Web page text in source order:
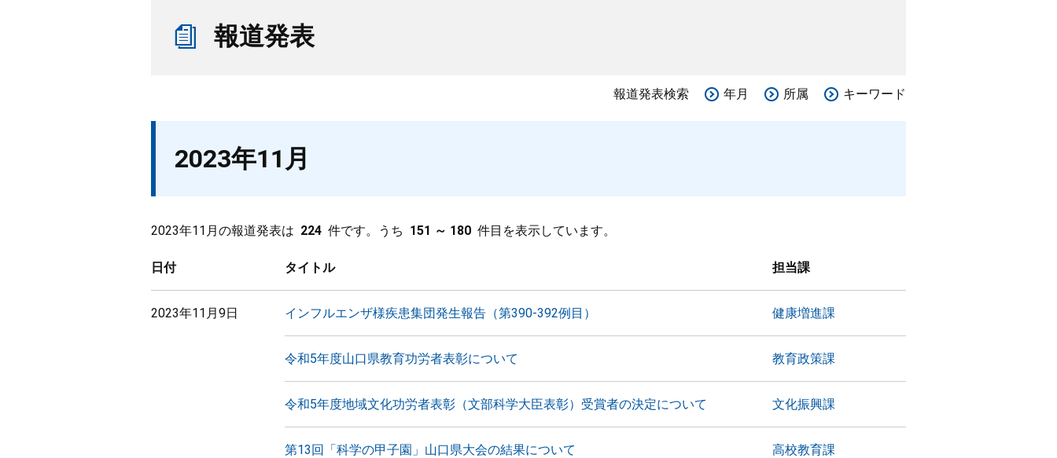
報道発表
報道発表検索 年月 所属 キーワード
2023年11月
2023年11月の報道発表は 224 件です。うち 151 ～ 180 件目を表示しています。
日付 タイトル 担当課
2023年11月9日 インフルエンザ様疾患集団発生報告（第390-392例目） 健康増進課
令和5年度山口県教育功労者表彰について 教育政策課
令和5年度地域文化功労者表彰（文部科学大臣表彰）受賞者の決定について 文化振興課
第13回「科学の甲子園」山口県大会の結果について 高校教育課